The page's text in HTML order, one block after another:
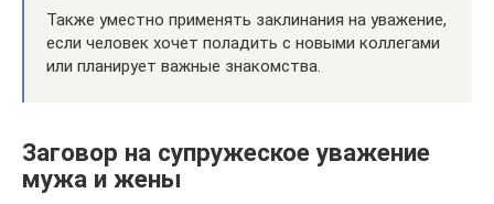
Также уместно применять заклинания на уважение,
если человек хочет поладить с новыми коллегами
или планирует важные знакомства.
Заговор на супружеское уважение
мужа и жены